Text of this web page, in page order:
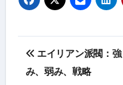
Post
navigation
エイリアン派閥：強
み、弱み、戦略